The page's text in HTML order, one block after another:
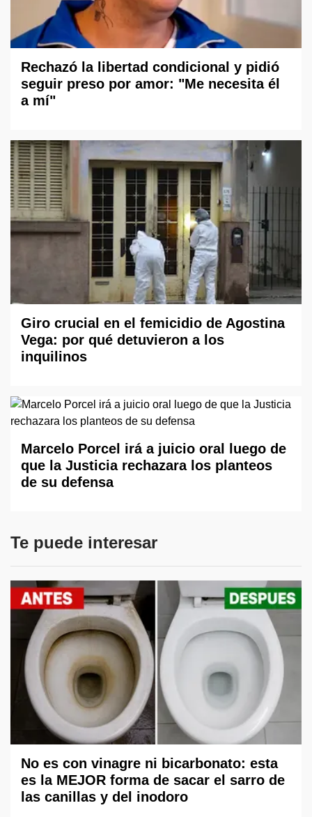
Rechazó la libertad condicional y pidió
seguir preso por amor: "Me necesita él
a mí"
Giro crucial en el femicidio de Agostina
Vega: por qué detuvieron a los
inquilinos
Marcelo Porcel irá a juicio oral luego de
que la Justicia rechazara los planteos
de su defensa
Te puede interesar
No es con vinagre ni bicarbonato: esta
es la MEJOR forma de sacar el sarro de
las canillas y del inodoro